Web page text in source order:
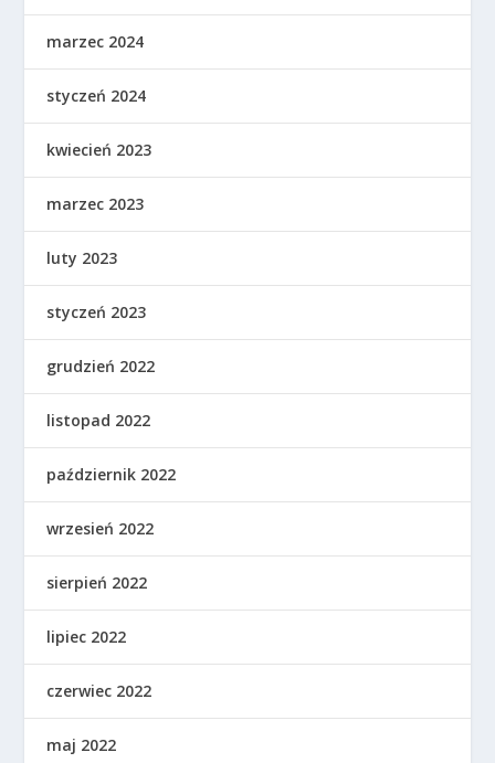
marzec 2024
styczeń 2024
kwiecień 2023
marzec 2023
luty 2023
styczeń 2023
grudzień 2022
listopad 2022
październik 2022
wrzesień 2022
sierpień 2022
lipiec 2022
czerwiec 2022
maj 2022